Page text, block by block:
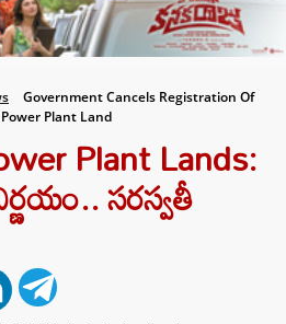
Government Cancels Registration Of
Plant Land
Plant Lands:
సరస్వతీ